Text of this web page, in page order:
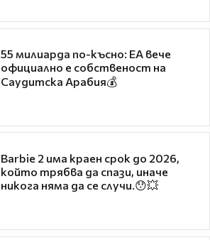
55 милиарда по-късно: EA вече
официално е собственост на
Саудитска Арабия💰
Barbie 2 има краен срок до 2026,
който трябва да спази, иначе
никога няма да се случи.😯💥